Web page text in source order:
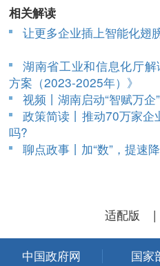
相关解读
让更多企业插上智能化翅
湖南省工业和信息化厅
方案（2023-2025年）》
视频丨湖南启动“智赋万企
政策简读丨推动70万家
吗?
聊点政事丨加“数”，提速
适配版 |
中国政府网 国家